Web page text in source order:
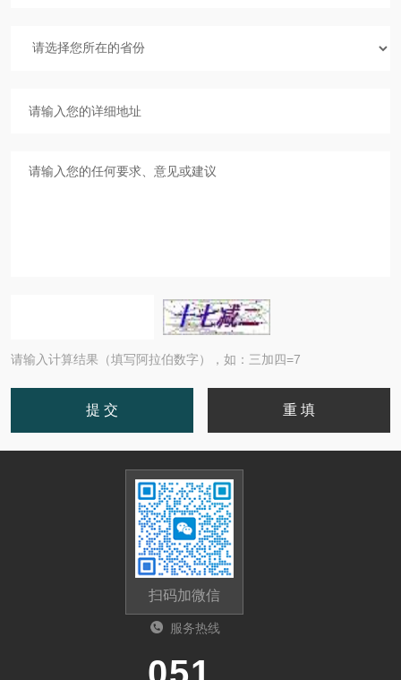
请输入计算结果（填写阿拉伯数字），如：三加四=7
扫码加微信
服务热线